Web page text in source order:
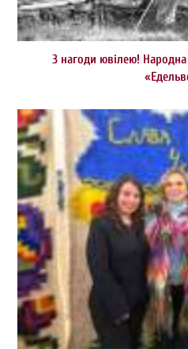
З нагоди ювілею! Народна